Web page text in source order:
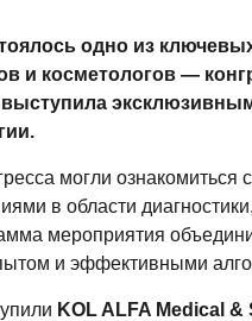
одно из
и косметологов —
выступила
могли
в области
мероприятия
и эффективными
KOL ALFA Medical